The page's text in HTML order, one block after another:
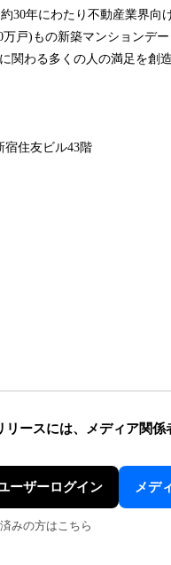
30年にわたり不動産業界
戸)もの新築マンションデ
関わる多くの人の満足を創
宿住友ビル43階
ースには、 メディア関
ーザーログイン
みの方はこちら
メデ